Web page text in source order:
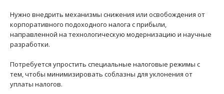
Нужно внедрить механизмы снижения или освобождения от
корпоративного подоходного налога с прибыли,
направленной на технологическую модернизацию и научные
разработки.
Потребуется упростить специальные налоговые режимы с
тем, чтобы минимизировать соблазны для уклонения от
уплаты налогов.